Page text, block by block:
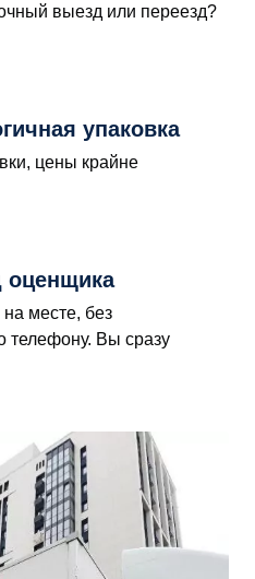
выезд или переезд?
упаковка
цены крайне
оценщика
месте, без
телефону. Вы сразу